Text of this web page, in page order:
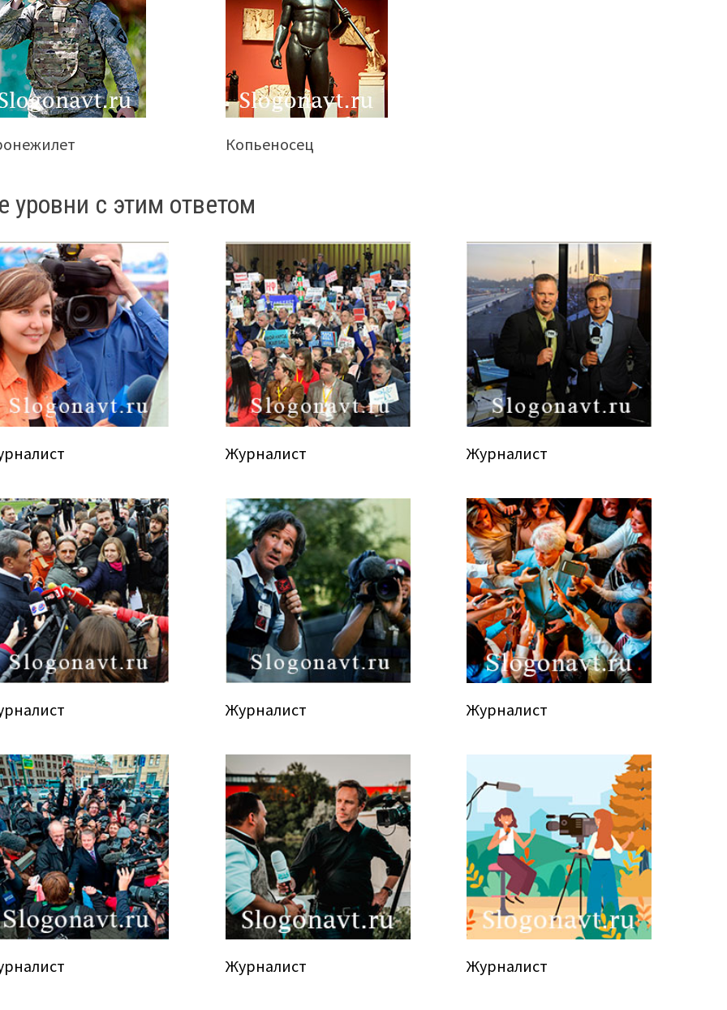
Копьеносец
уровни с этим ответом
Журналист Журналист
Журналист Журналист
Журналист Журналист